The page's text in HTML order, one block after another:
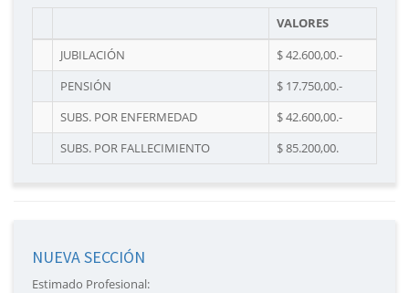
VALORES
JUBILACIÓN
$ 42.600,00.-
PENSIÓN
$ 17.750,00.-
SUBS. POR ENFERMEDAD
$ 42.600,00.-
SUBS. POR FALLECIMIENTO
$ 85.200,00.
NUEVA SECCIÓN
Estimado Profesional: